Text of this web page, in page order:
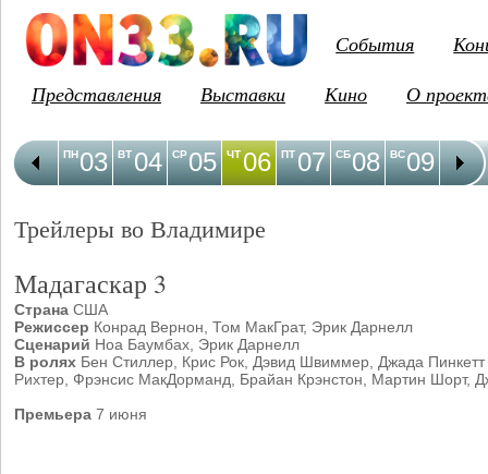
События
Представления
Выставки Кино О
03
ПН 04
ВТ 05
СР 06
ЧТ 07
ПТ 08
СБ 09
ВС 10
ПН
Трейлеры во Владимире
Мадагаскар 3
Страна США
Режиссер Конрад Вернон, Том МакГрат, Эрик Дарнелл
Сценарий Ноа Баумбах, Эрик Дарнелл
В ролях Бен Стиллер, Крис Рок, Дэвид Швиммер, Джада
Рихтер, Фрэнсис МакДорманд, Брайан Крэнстон, Мартин Шорт,
Премьера 7 июня